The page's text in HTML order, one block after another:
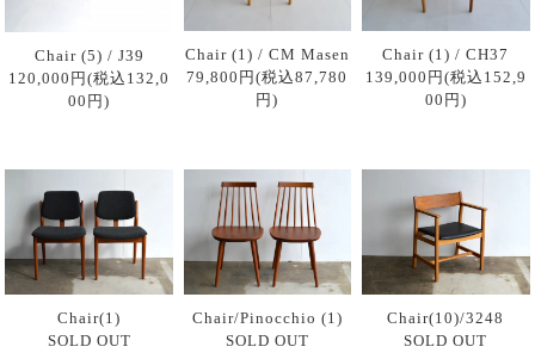
Chair (5) / J39
120,000円(税込132,0
00円)
Chair (1) / CM Masen
79,800円(税込87,780
円)
Chair (1) / CH37
139,000円(税込152,9
00円)
Chair(1)
SOLD OUT
Chair/Pinocchio (1)
SOLD OUT
Chair(10)/3248
SOLD OUT